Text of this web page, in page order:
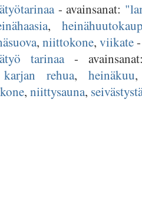
- avainsanat:
,
, niittokone, viikate
tarinaa-
rehua, heinäkuu
, niittysauna,